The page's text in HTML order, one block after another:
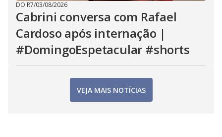
DO R7/03/08/2026
Cabrini conversa com Rafael
Cardoso após internação |
#DomingoEspetacular #shorts
VEJA MAIS NOTÍCIAS